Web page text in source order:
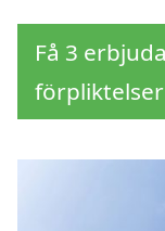
Få 3
förpliktelser